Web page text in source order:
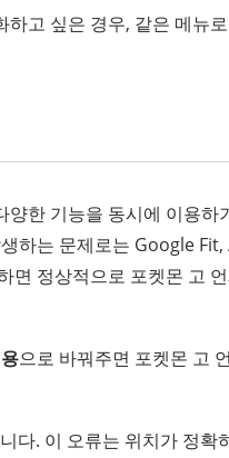
고 싶은 경우, 같은 메뉴
한 기능을 동시에 이용
하는 문제로는 Google
면 정상적으로 포켓몬 고
으로 바꿔주면 포켓몬 고
다. 이 오류는 위치가 정확